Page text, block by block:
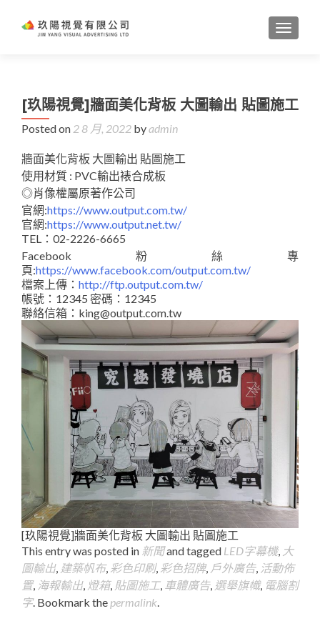
[玖陽視覺]牆面美化背板 大圖輸出 貼圖施工
Posted on 2 8 月, 2022 byadmin
牆面美化背板 大圖輸出 貼圖施工
使用材質 : PVC輸出裱合成板
◎肖像權屬原著作公司
官網:https://www.output.com.tw/
官網:https://www.output.net.tw/
TEL：02-2226-6665
Facebook粉絲專
頁:https://www.facebook.com/output.com.tw/
檔案上傳： http://ftp.output.com.tw/
帳號：12345 密碼：12345
聯絡信箱：king@output.com.tw
[玖陽視覺]牆面美化背板 大圖輸出 貼圖施工
This entry was posted in 新聞and tagged LED字幕機, 大
圖輸出, 建築帆布, 彩色印刷, 彩色招牌, 戶外廣告, 活動佈
置, 海報輸出, 燈箱, 貼圖施工, 車體廣告, 選舉旗幟, 電腦割
字. Bookmark the permalink.